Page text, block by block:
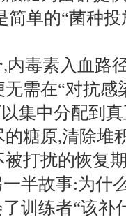
简单的“菌种
内毒素入血路
需在“对抗感
集中分配到
糖原,清除堆
打扰的恢复
半故事:为什
训练者“该补